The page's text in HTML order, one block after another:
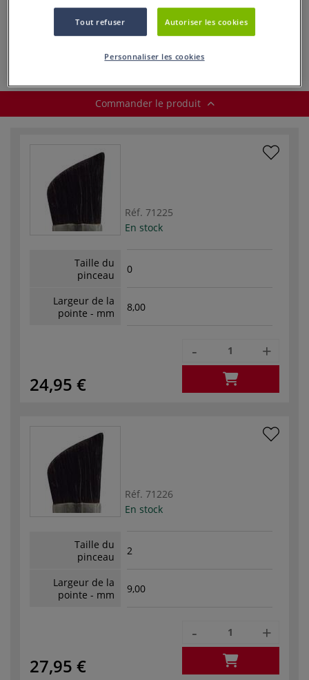
Prix TTC
Acheter ce Produit
Commander le produit
Réf. 71225
En stock
Taille du
pinceau
0
Largeur de la
pointe - mm
8,00
24,95 €
- +
Réf. 71226
En stock
Taille du
pinceau
2
Largeur de la
pointe - mm
9,00
27,95 €
- +
Tout refuser Autoriser les cookies
Personnaliser les cookies